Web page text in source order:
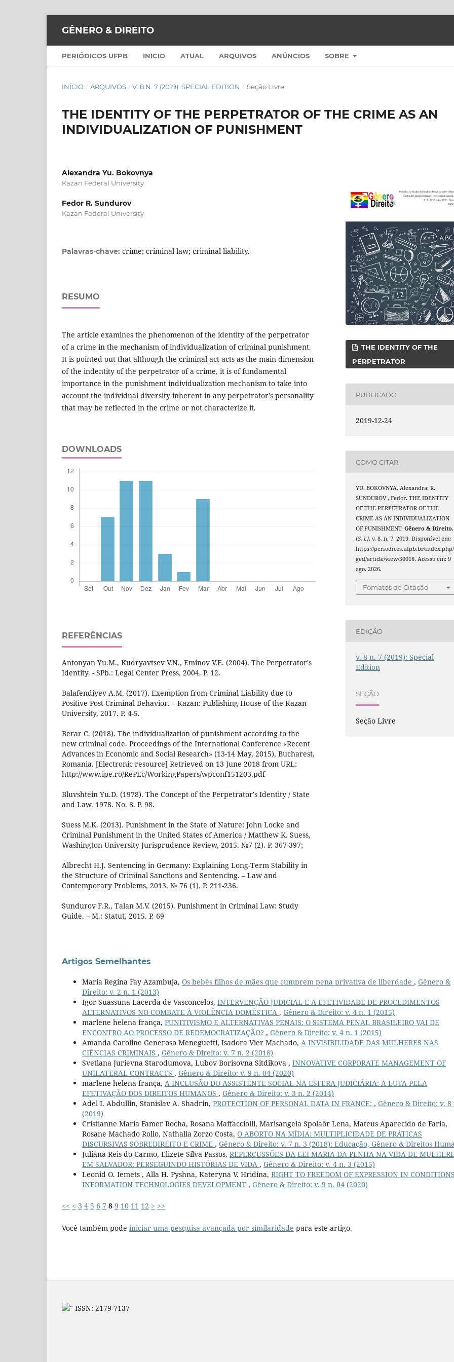
GÊNERO & DIREITO
PERIÓDICOS UFPB INICIO ATUAL ARQUIVOS ANÚNCIOS SOBRE
INÍCIO / ARQUIVOS / V. 8 N. 7 (2019): SPECIAL EDITION / Seção Livre
THE IDENTITY OF THE PERPETRATOR OF THE CRIME AS AN
INDIVIDUALIZATION OF PUNISHMENT
Alexandra Yu. Bokovnya
Kazan Federal University
Fedor R. Sundurov
Kazan Federal University
Palavras-chave: crime; criminal law; criminal liability.
RESUMO
The article examines the phenomenon of the identity of the perpetrator
of a crime in the mechanism of individualization of criminal punishment.
It is pointed out that although the criminal act acts as the main dimension
of the indentity of the perpetrator of a crime, it is of fundamental
importance in the punishment individualization mechanism to take into
account the individual diversity inherent in any perpetrator’s personality
that may be reflected in the crime or not characterize it.
DOWNLOADS
REFERÊNCIAS
Antonyan Yu.M., Kudryavtsev V.N., Eminov V.E. (2004). The Perpetrator's
Identity. - SPb.: Legal Center Press, 2004. P. 12.
Balafendiyev A.M. (2017). Exemption from Criminal Liability due to
Positive Post-Criminal Behavior. – Kazan: Publishing House of the Kazan
University, 2017. P. 4-5.
Berar C. (2018). The individualization of punishment according to the
new criminal code. Proceedings of the International Conference «Recent
Advances in Economic and Social Research» (13-14 May, 2015), Bucharest,
Romania. [Electronic resource] Retrieved on 13 June 2018 from URL:
http://www.ipe.ro/RePEc/WorkingPapers/wpconf151203.pdf
Bluvshtein Yu.D. (1978). The Concept of the Perpetrator's Identity / State
and Law. 1978. No. 8. P. 98.
Suess M.K. (2013). Punishment in the State of Nature: John Locke and
Criminal Punishment in the United States of America / Matthew K. Suess,
Washington University Jurisprudence Review, 2015. №7 (2). P. 367-397;
Albrecht H.J. Sentencing in Germany: Explaining Long-Term Stability in
the Structure of Criminal Sanctions and Sentencing. – Law and
Contemporary Problems, 2013. № 76 (1). P. 211-236.
Sundurov F.R., Talan M.V. (2015). Punishment in Criminal Law: Study
Guide. – М.: Statut, 2015. P. 69
THE IDENTITY OF THE
PERPETRATOR
PUBLICADO
2019-12-24
COMO CITAR
YU. BOKOVNYA, Alexandra; R.
SUNDUROV , Fedor. THE IDENTITY
OF THE PERPETRATOR OF THE
CRIME AS AN INDIVIDUALIZATION
OF PUNISHMENT.Gênero & Direito,
[S. l.], v. 8, n. 7, 2019. Disponível em:
https://periodicos.ufpb.br/index.php/
ged/article/view/50016. Acesso em: 9
ago. 2026.
Fomatos de Citação
EDIÇÃO
v. 8 n. 7 (2019): Special
Edition
SEÇÃO
Seção Livre
Artigos Semelhantes
Maria Regina Fay Azambuja, Os bebês filhos de mães que cumprem pena privativa de liberdade , Gênero &
Direito: v. 2 n. 1 (2013)
Igor Suassuna Lacerda de Vasconcelos, INTERVENÇÃO JUDICIAL E A EFETIVIDADE DE PROCEDIMENTOS
ALTERNATIVOS NO COMBATE À VIOLÊNCIA DOMÉSTICA , Gênero & Direito: v. 4 n. 1 (2015)
marlene helena frança, PUNITIVISMO E ALTERNATIVAS PENAIS: O SISTEMA PENAL BRASILEIRO VAI DE
ENCONTRO AO PROCESSO DE REDEMOCRATIZAÇÃO? , Gênero & Direito: v. 4 n. 1 (2015)
Amanda Caroline Generoso Meneguetti, Isadora Vier Machado, A INVISIBILIDADE DAS MULHERES NAS
CIÊNCIAS CRIMINAIS , Gênero & Direito: v. 7 n. 2 (2018)
Svetlana Jurievna Starodumova, Lubov Borisovna Sitdikova , INNOVATIVE CORPORATE MANAGEMENT OF
UNILATERAL CONTRACTS , Gênero & Direito: v. 9 n. 04 (2020)
marlene helena frança, A INCLUSÃO DO ASSISTENTE SOCIAL NA ESFERA JUDICIÁRIA: A LUTA PELA
EFETIVAÇÃO DOS DIREITOS HUMANOS , Gênero & Direito: v. 3 n. 2 (2014)
Adel I. Abdullin, Stanislav A. Shadrin, PROTECTION OF PERSONAL DATA IN FRANCE: , Gênero & Direito: v. 8
(2019)
Cristianne Maria Famer Rocha, Rosana Maffacciolli, Marisangela Spolaôr Lena, Mateus Aparecido de Faria,
Rosane Machado Rollo, Nathalia Zorzo Costa, O ABORTO NA MÍDIA: MULTIPLICIDADE DE PRÁTICAS
DISCURSIVAS SOBREDIREITO E CRIME , Gênero & Direito: v. 7 n. 3 (2018): Educação, Gênero & Direitos
Juliana Reis do Carmo, Elizete Silva Passos, REPERCUSSÕES DA LEI MARIA DA PENHA NA VIDA DE
EM SALVADOR: PERSEGUINDO HISTÓRIAS DE VIDA , Gênero & Direito: v. 4 n. 3 (2015)
Leonid O. Iemets , Alla H. Pyshna, Kateryna V. Hridina, RIGHT TO FREEDOM OF EXPRESSION IN
INFORMATION TECHNOLOGIES DEVELOPMENT , Gênero & Direito: v. 9 n. 04 (2020)
<< < 3 4 5 6 7 8 9 10 11 12 > >>
Você também pode iniciar uma pesquisa avançada por similaridade para este artigo.
" ISSN: 2179-7137